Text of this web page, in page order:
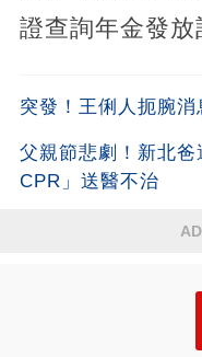
證查詢年金發放
突發！王俐人扼腕
父親節悲劇！新北
CPR」送醫不治